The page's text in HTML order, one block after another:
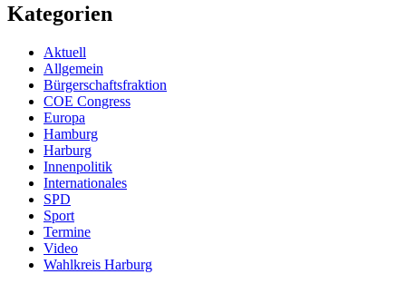
Kategorien
Aktuell
Allgemein
Bürgerschaftsfraktion
COE Congress
Europa
Hamburg
Harburg
Innenpolitik
Internationales
SPD
Sport
Termine
Video
Wahlkreis Harburg